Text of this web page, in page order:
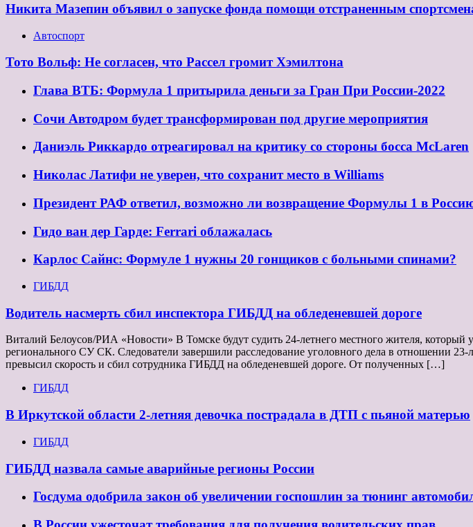
Никита Мазепин объявил о запуске фонда помощи отстраненным
Автоспорт
Тото Вольф: Не согласен, что Рассел громит Хэмилтона
Глава ВТБ: Формула 1 притырила деньги за Гран При России-2022
Сочи Автодром будет трансформирован под другие мероприятия
Даниэль Риккардо отреагировал на критику со стороны босса McLaren
Николас Латифи не уверен, что сохранит место в Williams
Президент РАФ ответил, возможно ли возвращение Формулы 1 в
Гидо ван дер Гарде: Ferrari облажалась
Карлос Сайнс: Формуле 1 нужны 20 гонщиков с больными спинами?
ГИБДД
Водитель насмерть сбил инспектора ГИБДД на обледеневшей дороге
Виталий Белоусов/РИА «Новости» В Томске будут судить 24-летнего местного жителя,
регионального СУ СК. Следователи завершили расследование уголовного дела в отношении
превысил скорость и сбил сотрудника ГИБДД на обледеневшей дороге. От полученных […]
ГИБДД
В Иркутской области 2-летняя девочка пострадала в ДТП с пьяной матерью
ГИБДД
ГИБДД назвала самые аварийные регионы России
Госдума одобрила закон об увеличении госпошлин за тюнинг